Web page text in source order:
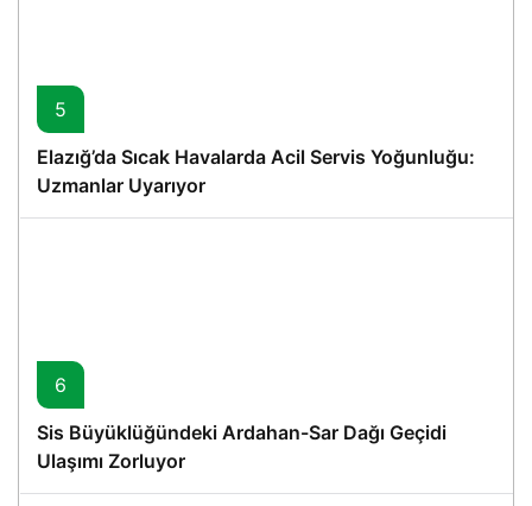
5
Elazığ’da Sıcak Havalarda Acil Servis Yoğunluğu:
Uzmanlar Uyarıyor
6
Sis Büyüklüğündeki Ardahan-Sar Dağı Geçidi
Ulaşımı Zorluyor